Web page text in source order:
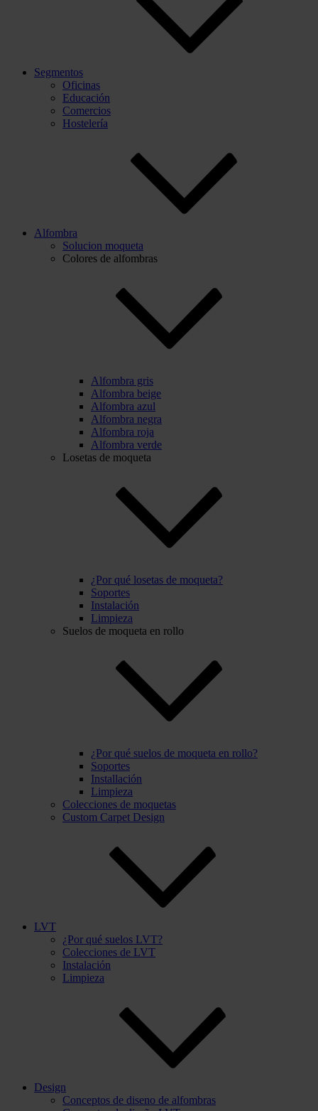
Segmentos
Oficinas
Educación
Comercios
Hostelería
Alfombra
Solucion moqueta
Colores de alfombras
Alfombra gris
Alfombra beige
Alfombra azul
Alfombra negra
Alfombra roja
Alfombra verde
Losetas de moqueta
¿Por qué losetas de moqueta?
Soportes
Instalación
Limpieza
Suelos de moqueta en rollo
¿Por qué suelos de moqueta en rollo?
Soportes
Installación
Limpieza
Colecciones de moquetas
Custom Carpet Design
LVT
¿Por qué suelos LVT?
Colecciones de LVT
Instalación
Limpieza
Design
Conceptos de diseno de alfombras